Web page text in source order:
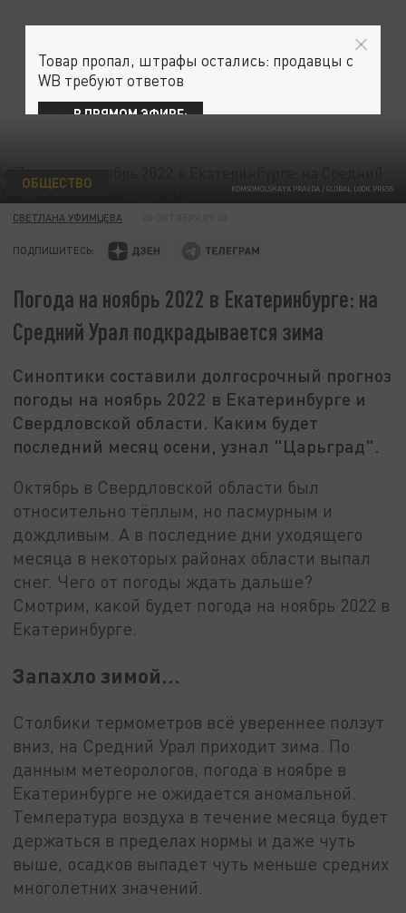
KOMSOMOLSKAYA PRAVDA / GLOBAL LOOK PRESS
ОБЩЕСТВО
СВЕТЛАНА УФИМЦЕВА
ПОДПИШИТЕСЬ:
Погода на ноябрь 2022 в Екатеринбурге: на
Средний Урал подкрадывается зима
Синоптики составили долгосрочный прогноз
погоды на ноябрь 2022 в Екатеринбурге и
Свердловской области. Каким будет
последний месяц осени, узнал "Царьград".
Октябрь в Свердловской области был
относительно тёплым, но пасмурным и
дождливым. А в последние дни уходящего
месяца в некоторых районах области выпал
снег. Чего от погоды ждать дальше?
Смотрим, какой будет погода на ноябрь 2022 в
Екатеринбурге.
Запахло зимой…
Столбики термометров всё увереннее ползут
вниз, на Средний Урал приходит зима. По
данным метеорологов, погода в ноябре в
Екатеринбурге не ожидается аномальной.
Температура воздуха в течение месяца будет
держаться в пределах нормы и даже чуть
выше, осадков выпадет чуть меньше средних
многолетних значений.
Товар пропал, штрафы остались: продавцы с
WB требуют ответов
В ПРЯМОМ ЭФИРЕ: